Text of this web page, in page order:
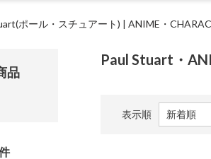
ポール・スチュアート) | ANIME・
品
Paul Stuart・
表示順